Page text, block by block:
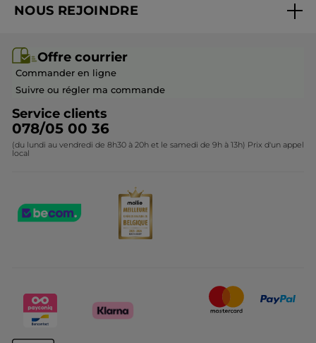
Idées cadeaux
Collection de Noël
Mes cadeaux
Questions & Réponses
Contactez-nous
NOUS REJOINDRE
Devenir franchisé ou gérant
Offre courrier
Commander en ligne
Suivre ou régler ma commande
Service clients
078/05 00 36
(du lundi au vendredi de 8h30 à 20h et le samedi de 9h à 13h) Prix d'un appel
local